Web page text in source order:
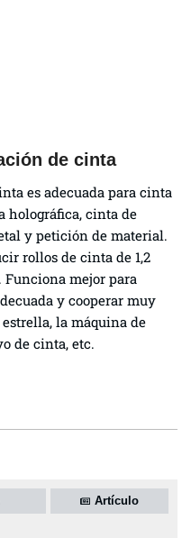
de cinta
es adecuada para cinta
holográfica, cinta de
y petición de material.
rollos de cinta de 1,2
Funciona mejor para
y cooperar muy
la máquina de
de cinta, etc.
Artículo